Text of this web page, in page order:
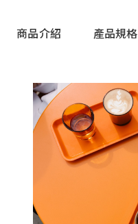
商品介紹 產品規格